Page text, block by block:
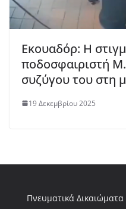
Εκουαδόρ: Η
ποδοσφαιριστή
συζύγου του στη
19 Δεκεμβρίου 2025
Πνευματικά